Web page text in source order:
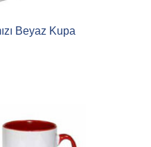
Beyaz Kupa